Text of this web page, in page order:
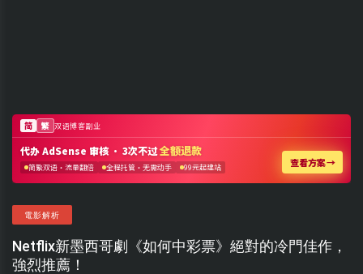
電影解析
Netflix新墨西哥劇《如何中彩票》絕對的冷門佳作，
強烈推薦！